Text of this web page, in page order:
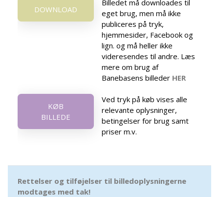
DOWNLOAD
Billedet må downloades til
eget brug, men må ikke
publiceres på tryk,
hjemmesider, Facebook og
lign. og må heller ikke
videresendes til andre. Læs
mere om brug af
Banebasens billeder HER
KØB
BILLEDE
Ved tryk på køb vises alle
relevante oplysninger,
betingelser for brug samt
priser m.v.
Rettelser og tilføjelser til billedoplysningerne
modtages med tak!